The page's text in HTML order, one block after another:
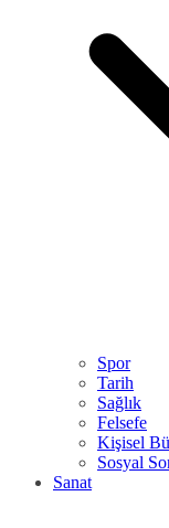
Spor
Tarih
Sağlık
Felsefe
Kişisel
Sosyal
Sanat